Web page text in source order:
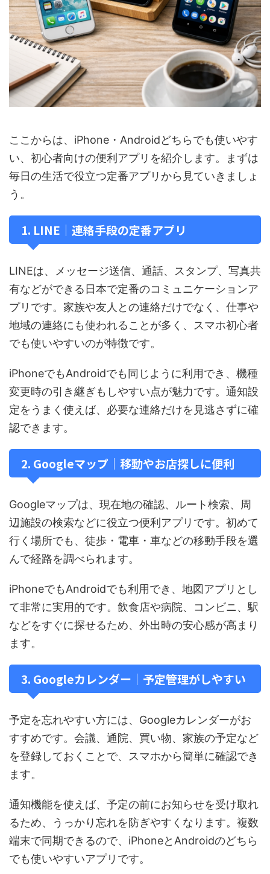
ここからは、iPhone・Androidどちらでも使いやす
い、初心者向けの便利アプリを紹介します。まずは
毎日の生活で役立つ定番アプリから見ていきましょ
う。
1. LINE｜連絡手段の定番アプリ
LINEは、メッセージ送信、通話、スタンプ、写真共
有などができる日本で定番のコミュニケーションア
プリです。家族や友人との連絡だけでなく、仕事や
地域の連絡にも使われることが多く、スマホ初心者
でも使いやすいのが特徴です。
iPhoneでもAndroidでも同じように利用でき、機種
変更時の引き継ぎもしやすい点が魅力です。通知設
定をうまく使えば、必要な連絡だけを見逃さずに確
認できます。
2. Googleマップ｜移動やお店探しに便利
Googleマップは、現在地の確認、ルート検索、周
辺施設の検索などに役立つ便利アプリです。初めて
行く場所でも、徒歩・電車・車などの移動手段を選
んで経路を調べられます。
iPhoneでもAndroidでも利用でき、地図アプリとし
て非常に実用的です。飲食店や病院、コンビニ、駅
などをすぐに探せるため、外出時の安心感が高まり
ます。
3. Googleカレンダー｜予定管理がしやすい
予定を忘れやすい方には、Googleカレンダーがお
すすめです。会議、通院、買い物、家族の予定など
を登録しておくことで、スマホから簡単に確認でき
ます。
通知機能を使えば、予定の前にお知らせを受け取れ
るため、うっかり忘れを防ぎやすくなります。複数
端末で同期できるので、iPhoneとAndroidのどちら
でも使いやすいアプリです。